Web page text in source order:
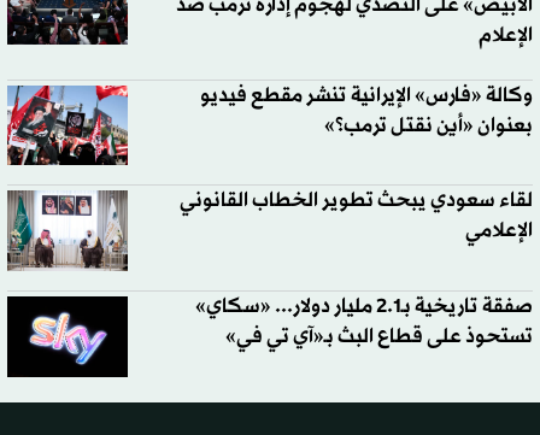
الإعلام
وكالة «فارس» الإيرانية تنشر مقطع فيديو
بعنوان «أين نقتل ترمب؟»
لقاء سعودي يبحث تطوير الخطاب القانوني
الإعلامي
صفقة تاريخية بـ2.1 مليار دولار... «سكاي»
تستحوذ على قطاع البث بـ«آي تي في»